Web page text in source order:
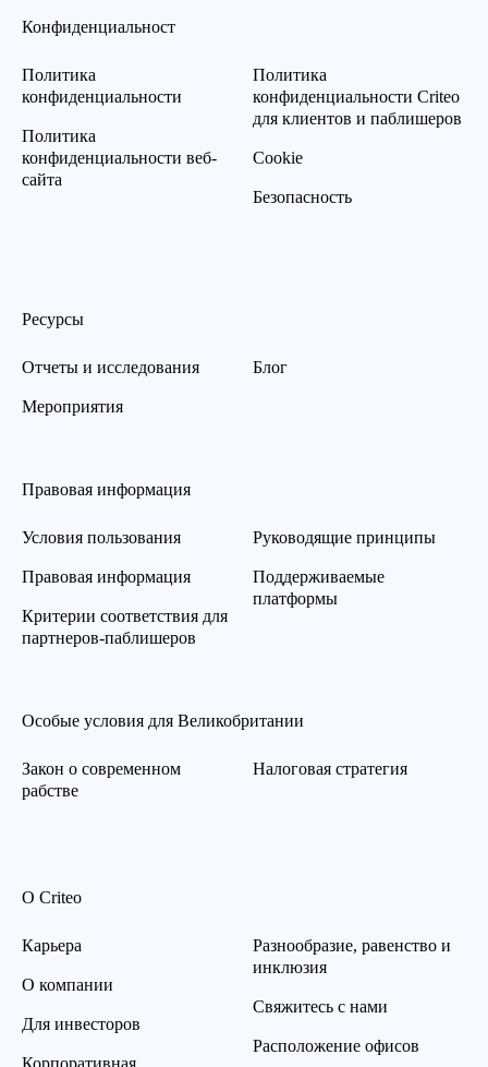
Конфиденциальност
Политика
конфиденциальности
Политика
конфиденциальности веб-
сайта
Политика
конфиденциальности Criteo
для клиентов и паблишеров
Cookie
Безопасность
Ресурсы
Отчеты и исследования
Мероприятия
Блог
Правовая информация
Условия пользования
Правовая информация
Критерии соответствия для
партнеров-паблишеров
Руководящие принципы
Поддерживаемые
платформы
Особые условия для Великобритании
Закон о современном
рабстве
Налоговая стратегия
О Criteo
Карьера
О компании
Для инвесторов
Корпоративная
Разнообразие, равенство и
инклюзия
Свяжитесь с нами
Расположение офисов